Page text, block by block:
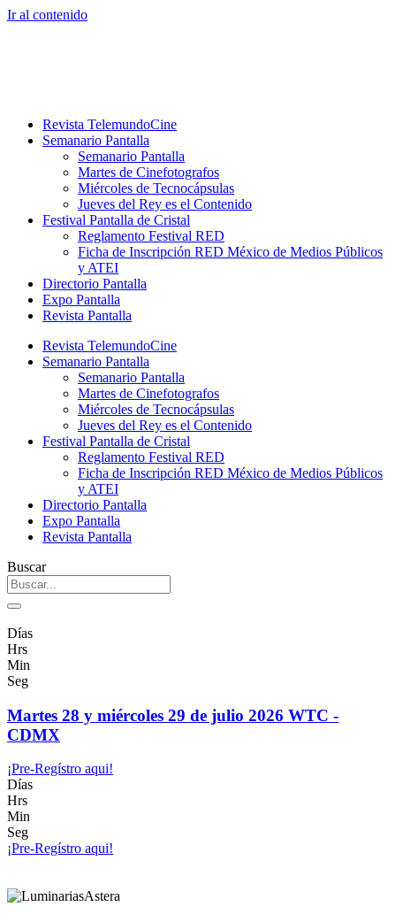
Ir al contenido
Revista TelemundoCine
Semanario Pantalla
Semanario Pantalla
Martes de Cinefotografos
Miércoles de Tecnocápsulas
Jueves del Rey es el Contenido
Festival Pantalla de Cristal
Reglamento Festival RED
Ficha de Inscripción RED México de Medios Públicos
y ATEI
Directorio Pantalla
Expo Pantalla
Revista Pantalla
Revista TelemundoCine
Semanario Pantalla
Semanario Pantalla
Martes de Cinefotografos
Miércoles de Tecnocápsulas
Jueves del Rey es el Contenido
Festival Pantalla de Cristal
Reglamento Festival RED
Ficha de Inscripción RED México de Medios Públicos
y ATEI
Directorio Pantalla
Expo Pantalla
Revista Pantalla
Buscar
Días
Hrs
Min
Seg
Martes 28 y miércoles 29 de julio 2026 WTC -
CDMX
¡Pre-Regístro aqui!
Días
Hrs
Min
Seg
¡Pre-Regístro aqui!